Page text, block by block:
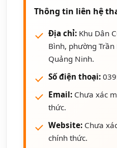
Thông tin liên hệ
Địa chỉ: Khu Dân
Bình, phường Trần
Quảng Ninh.
Số điện thoại:
Email: Chưa xác
thức.
Website: Chưa
chính thức.